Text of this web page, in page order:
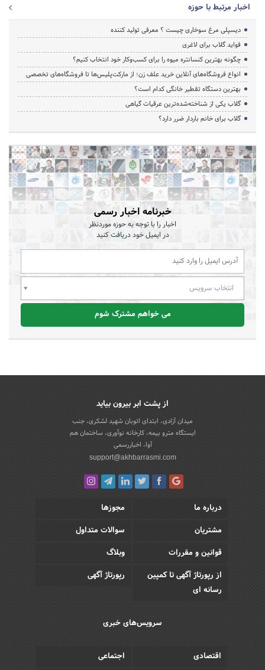
اخبار مرتبط با حوزه
دیسپلی مرغ سوخاری چیست ؟ معرفی تولید کننده
فواید گلاب برای لاغری
چگونه بهترین کنسانتره میوه را برای کسب‌وکار خود انتخاب کنیم؟
انواع فروشگاه‌های آنلاین خرید علف زن؛ از مارکت‌پلیس‌ها تا فروشگاه‌های تخصصی
بهترین دستگاه تقطیر خانگی کدام است؟
گلاب یکی از شناخته‌شده‌ترین عرقیات گیاهی
گلاب برای خانم باردار ضرر دارد؟
خبرنامه اخبار رسمی
اخبار را با توجه به حوزه موردنظر
در ایمیل خود دریافت کنید
انتخاب سرویس
می خواهم مشترک شوم
از پشت ابر بیرون بیاید
میدان آزادی، ابتدای اتوبان شهید لشکری، جنب
ایستگاه مترو بیمه، کارخانه نوآوری، ساختمان هم
آوا، اخباررسمی
support@akhbarrasmi.com
درباره ما
مجوزها
مشتریان
سوالات متداول
قوانین و مقررات
وبلاگ
از رپورتاژ آگهی تا کمپین
رسانه ای
رپورتاژ آگهی
سرویس‌های خبری
اقتصادی اجتماعی